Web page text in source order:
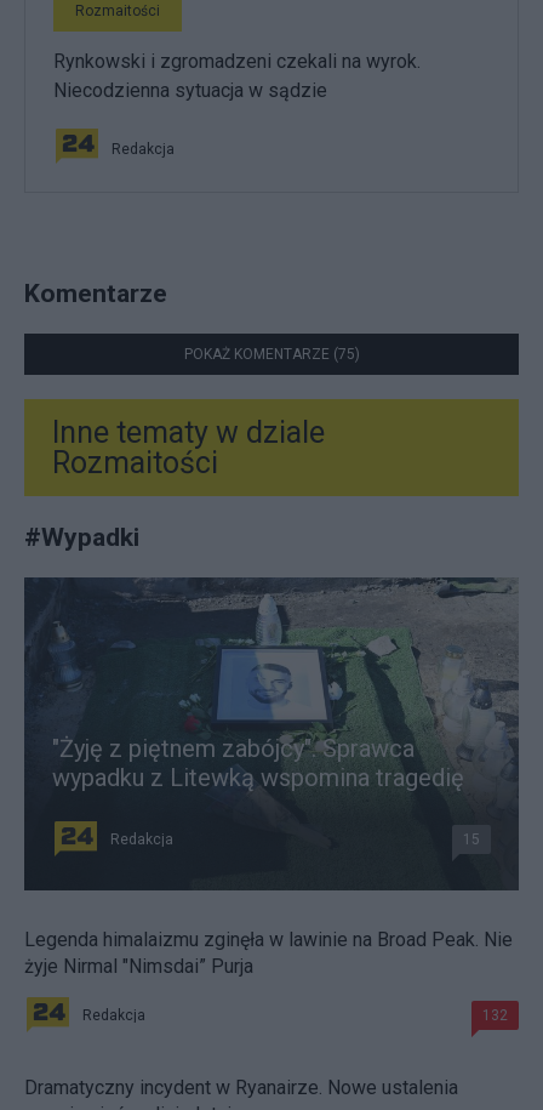
Rozmaitości
Rynkowski i zgromadzeni czekali na wyrok.
Niecodzienna sytuacja w sądzie
Redakcja
Komentarze
POKAŻ KOMENTARZE (75)
Inne tematy w dziale
Rozmaitości
#Wypadki
"Żyję z piętnem zabójcy". Sprawca
wypadku z Litewką wspomina tragedię
Redakcja 15
Legenda himalaizmu zginęła w lawinie na Broad Peak. Nie
żyje Nirmal "Nimsdai” Purja
Redakcja 132
Dramatyczny incydent w Ryanairze. Nowe ustalenia